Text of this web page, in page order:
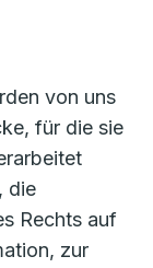
von uns
für die sie
die
Rechts auf
zur